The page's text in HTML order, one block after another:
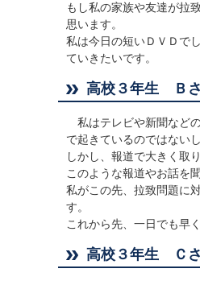
もし私の家族や友達が拉
思います。
私は今日の短いＤＶＤで
ていきたいです。
高校３年生 Ｂ
私はテレビや新聞など
で起きているのではない
しかし、報道で大きく取
このような報道やお話を
私がこの先、拉致問題に
す。
これから先、一日でも早
高校３年生 Ｃ